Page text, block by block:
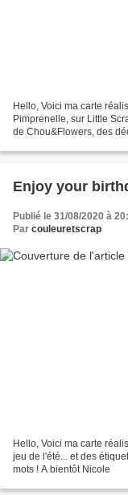
Hello, Voici ma carte
Pimprenelle, sur Little
de Chou&Flowers, des
Enjoy your
Publié le 31/08/2020 à
Par couleuretscrap
Hello, Voici ma carte
jeu de l'été... et des
mots ! A bientôt Nicole